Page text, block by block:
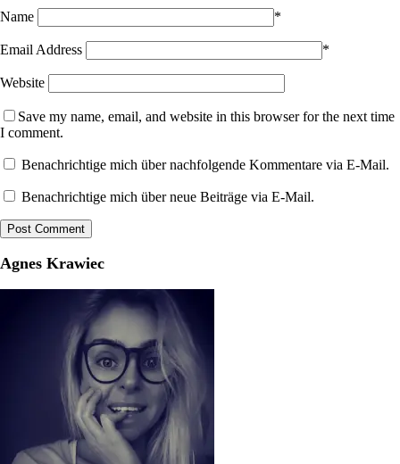
Name *
Email Address *
Website
Save my name, email, and website in this browser for the next time
I comment.
Benachrichtige mich über nachfolgende Kommentare via E-Mail.
Benachrichtige mich über neue Beiträge via E-Mail.
Agnes Krawiec